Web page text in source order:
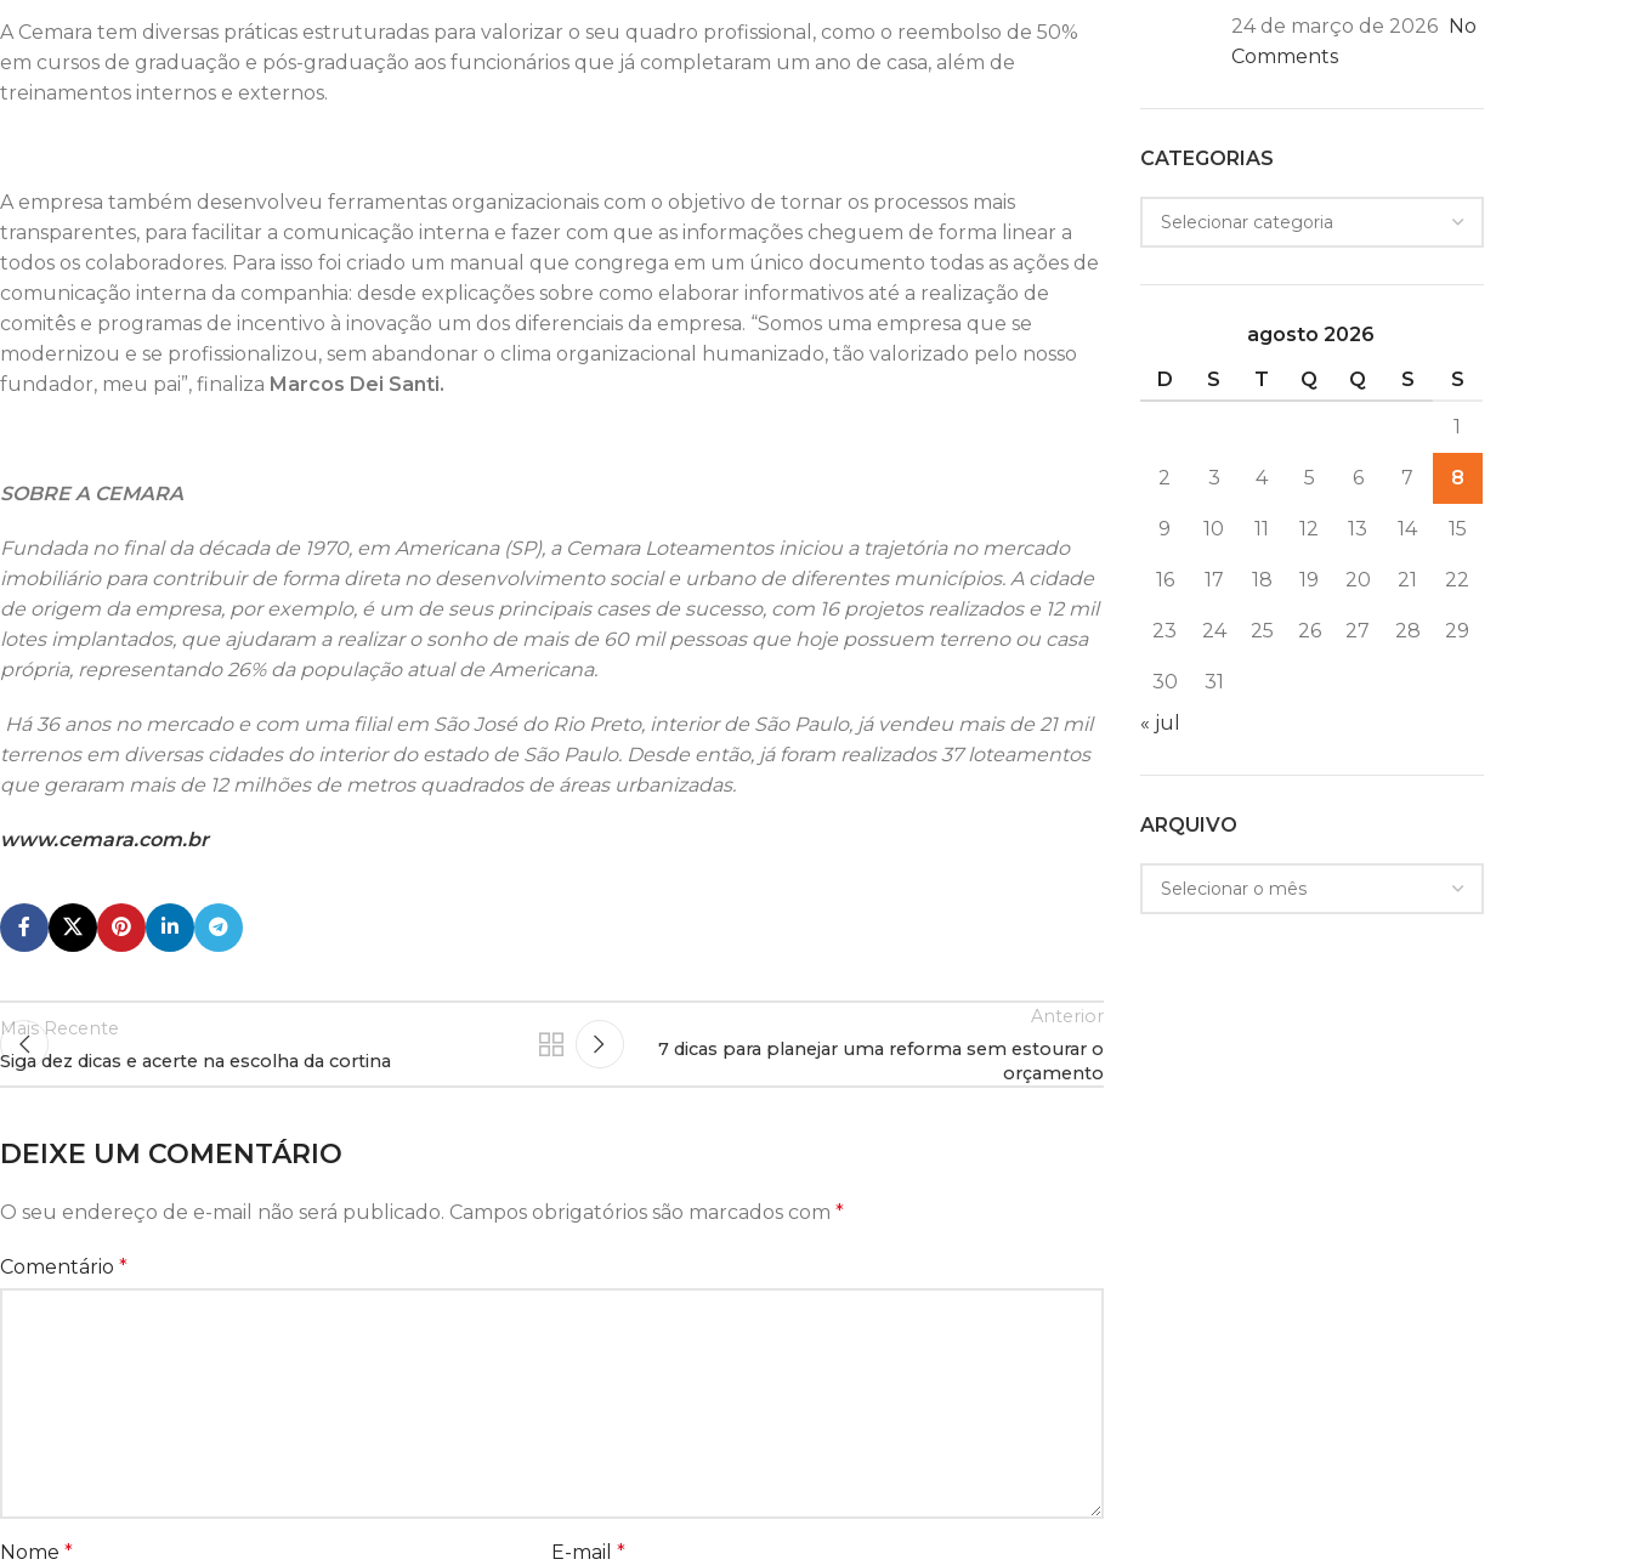
A Cemara tem diversas práticas estruturadas para valorizar o seu quadro profissional, como o reembolso de 50%
em cursos de graduação e pós-graduação aos funcionários que já completaram um ano de casa, além de
treinamentos internos e externos.
A empresa também desenvolveu ferramentas organizacionais com o objetivo de tornar os processos mais
transparentes, para facilitar a comunicação interna e fazer com que as informações cheguem de forma linear a
todos os colaboradores. Para isso foi criado um manual que congrega em um único documento todas as ações de
comunicação interna da companhia: desde explicações sobre como elaborar informativos até a realização de
comitês e programas de incentivo à inovação um dos diferenciais da empresa. “Somos uma empresa que se
modernizou e se profissionalizou, sem abandonar o clima organizacional humanizado, tão valorizado pelo nosso
fundador, meu pai”, finaliza Marcos Dei Santi.
SOBRE A CEMARA
Fundada no final da década de 1970, em Americana (SP), a Cemara Loteamentos iniciou a trajetória no mercado
imobiliário para contribuir de forma direta no desenvolvimento social e urbano de diferentes municípios. A cidade
de origem da empresa, por exemplo, é um de seus principais cases de sucesso, com 16 projetos realizados e 12 mil
lotes implantados, que ajudaram a realizar o sonho de mais de 60 mil pessoas que hoje possuem terreno ou casa
própria, representando 26% da população atual de Americana.
Há 36 anos no mercado e com uma filial em São José do Rio Preto, interior de São Paulo, já vendeu mais de 21 mil
terrenos em diversas cidades do interior do estado de São Paulo. Desde então, já foram realizados 37 loteamentos
que geraram mais de 12 milhões de metros quadrados de áreas urbanizadas.
www.cemara.com.br
Mais Recente
Siga dez dicas e acerte na escolha da cortina
Anterior
7 dicas para planejar uma reforma sem estourar o
orçamento
DEIXE UM COMENTÁRIO
O seu endereço de e-mail não será publicado. Campos obrigatórios são marcados com *
Comentário *
Nome * E-mail*
24 de março de 2026 No
Comments
CATEGORIAS
agosto 2026
D
S T Q Q S S
1
2 3 4 5 6 7 8
9 10 11 12 13 14 15
16 17 18 19 20 21 22
23 24 25 26 27 28 29
30
31
« jul
ARQUIVO